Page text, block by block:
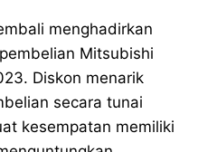
menghadirkan
Mitsubishi
Diskon menarik
secara tunai
kesempatan memiliki